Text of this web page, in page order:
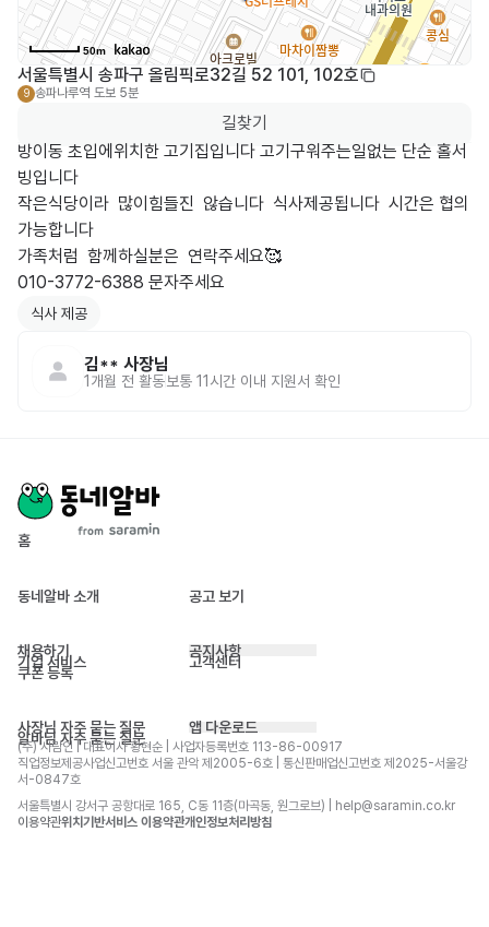
50m
서울특별시 송파구 올림픽로32길 52 101, 102호
9 송파나루역 도보 5분
길찾기
방이동 초입에위치한 고기집입니다 고기구워주는일없는 단순 홀서
빙입니다
작은식당이라  많이힘들진  않습니다  식사제공됩니다  시간은 협의
가능합니다
가족처럼  함께하실분은  연락주세요🥰
010-3772-6388 문자주세요
식사 제공
김** 사장님
1개월 전 활동 보통 11시간 이내 지원서 확인
홈
동네알바 소개 공고 보기
채용하기
기업 서비스
쿠폰 등록
공지사항
고객센터
사장님 자주 묻는 질문
알바님 자주 묻는 질문
앱 다운로드
(주) 사람인 | 대표이사 황현순 | 사업자등록번호 113-86-00917
직업정보제공사업신고번호 서울 관악 제2005-6호 | 통신판매업신고번호 제2025-서울강
서-0847호
서울특별시 강서구 공항대로 165, C동 11층(마곡동, 원그로브) | help@saramin.co.kr
이용약관위치기반서비스 이용약관개인정보처리방침